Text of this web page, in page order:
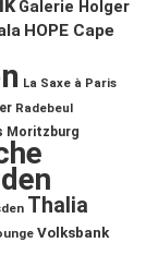
Galerie Holger
HOPE Cape
La Saxe à Paris
Radebeul
Moritzburg
Thalia
Volksbank